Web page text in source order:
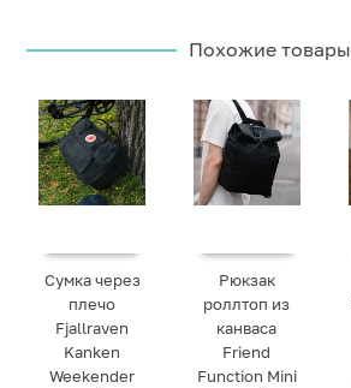
Похожие товары
Сумка через
плечо
Fjallraven
Kаnken
Weekender
Рюкзак
роллтоп из
канваса
Friend
Function Mini